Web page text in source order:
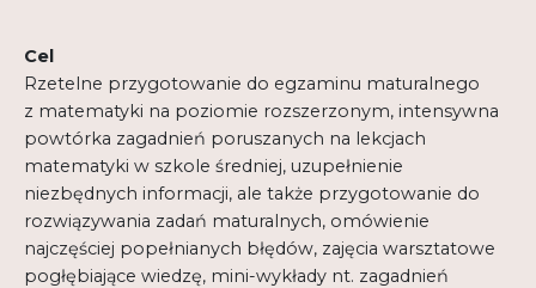
Test
Tutor na UPWr
Mistrzowie dydaktyki
Mistrzowie dydaktyki 2
Cel
Rzetelne przygotowanie do egzaminu maturalnego
z matematyki na poziomie rozszerzonym, intensywna
powtórka zagadnień poruszanych na lekcjach
matematyki w szkole średniej, uzupełnienie
niezbędnych informacji, ale także przygotowanie do
rozwiązywania zadań maturalnych, omówienie
najczęściej popełnianych błędów, zajęcia warsztatowe
pogłębiające wiedzę, mini-wykłady nt. zagadnień